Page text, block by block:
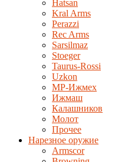
Hatsan
Kral Arms
Perazzi
Rec Arms
Sarsilmaz
Stoeger
Taurus-Rossi
Uzkon
MP-Ижмех
Ижмаш
Калашников
Молот
Прочее
Нарезное оружие
Armscor